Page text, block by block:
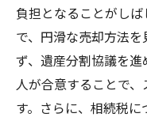
負担となることがし
で、円滑な売却方法
ず、遺産分割協議を
人が合意することで
す。さらに、相続税